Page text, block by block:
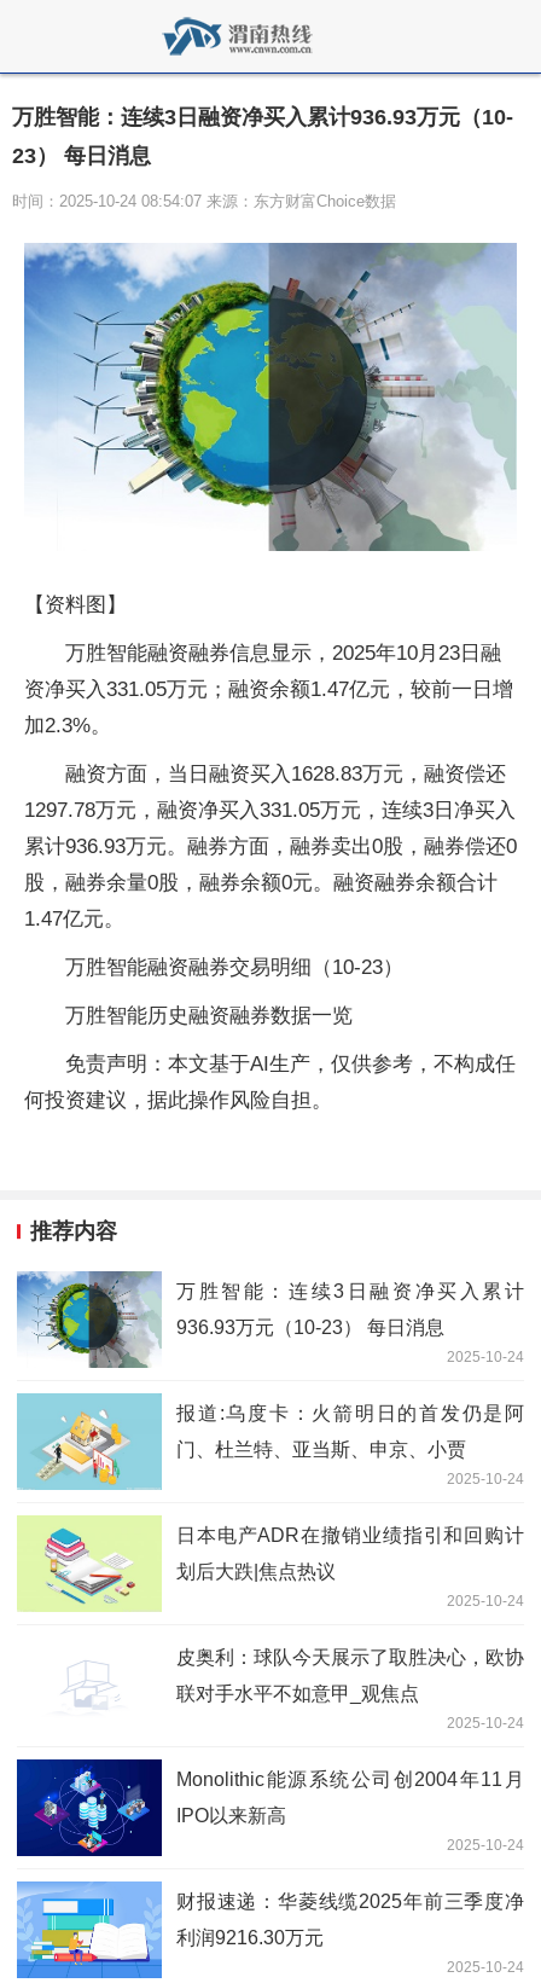
万胜智能：连续3日融资净买入累计936.93万元（10-
23） 每日消息
时间：2025-10-24 08:54:07 来源：东方财富Choice数据
【资料图】
万胜智能融资融券信息显示，2025年10月23日融
资净买入331.05万元；融资余额1.47亿元，较前一日增
加2.3%。
融资方面，当日融资买入1628.83万元，融资偿还
1297.78万元，融资净买入331.05万元，连续3日净买入
累计936.93万元。融券方面，融券卖出0股，融券偿还0
股，融券余量0股，融券余额0元。融资融券余额合计
1.47亿元。
万胜智能融资融券交易明细（10-23）
万胜智能历史融资融券数据一览
免责声明：本文基于AI生产，仅供参考，不构成任
何投资建议，据此操作风险自担。
推荐内容
万胜智能：连续3日融资净买入累计
936.93万元（10-23） 每日消息
2025-10-24
报道:乌度卡：火箭明日的首发仍是阿
门、杜兰特、亚当斯、申京、小贾
2025-10-24
日本电产ADR在撤销业绩指引和回购计
划后大跌|焦点热议
2025-10-24
皮奥利：球队今天展示了取胜决心，欧协
联对手水平不如意甲_观焦点
2025-10-24
Monolithic能源系统公司创2004年11月
IPO以来新高
2025-10-24
财报速递：华菱线缆2025年前三季度净
利润9216.30万元
2025-10-24